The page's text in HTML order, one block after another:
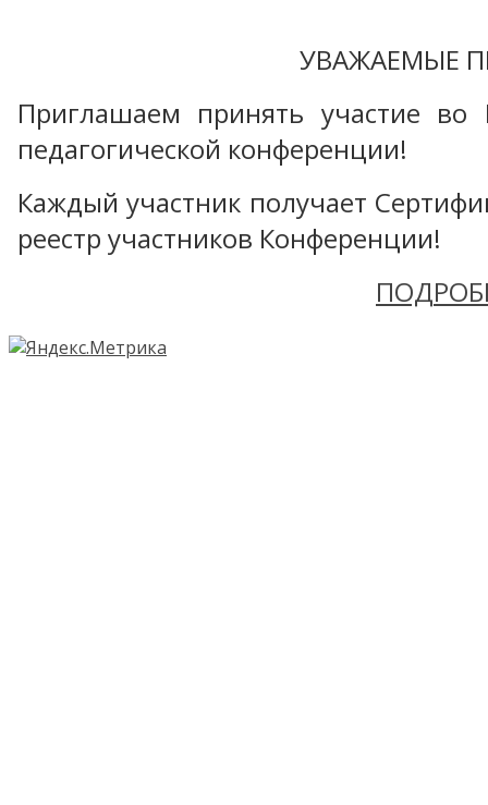
УВАЖАЕМЫЕ
Приглашаем принять участие во
педагогической конференции!
Каждый участник получает
реестр участников Конференции!